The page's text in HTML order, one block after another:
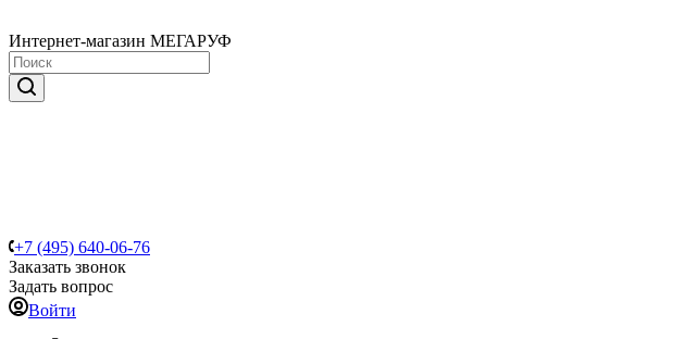
Интернет-магазин МЕГАРУФ
+7 (495) 640-06-76
Заказать звонок
Задать вопрос
Войти